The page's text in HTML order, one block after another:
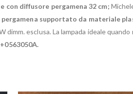
con diffusore pergamena 32 cm;
supportato da materiale
dimm. esclusa. La lampada ideale